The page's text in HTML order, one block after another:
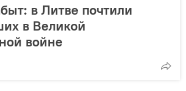
в Литве почтили
в Великой
войне